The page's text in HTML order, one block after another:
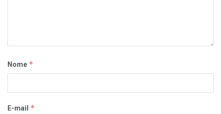
Nome *
E-mail *